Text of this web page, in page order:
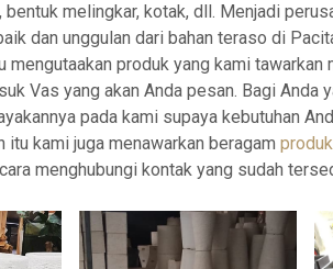
melingkar, kotak, dll. Menjadi
dan unggulan dari bahan teraso di
mengutaakan produk yang kami tawarkan
Vas yang akan Anda pesan. Bagi Anda
pada kami supaya kebutuhan
itu kami juga menawarkan beragam produk
menghubungi kontak yang sudah